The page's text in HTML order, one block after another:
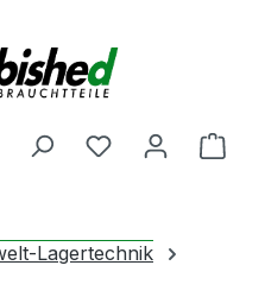
Du hast 0
Lagertechnik